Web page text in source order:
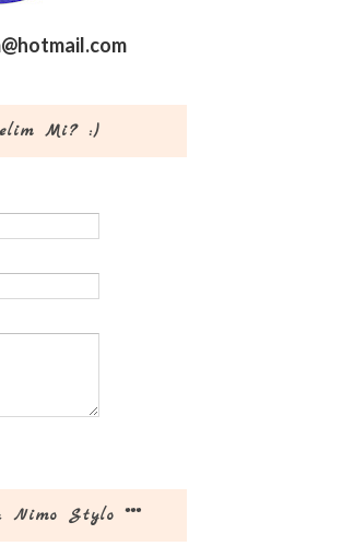
Mi? :)
Nimo Stylo ***